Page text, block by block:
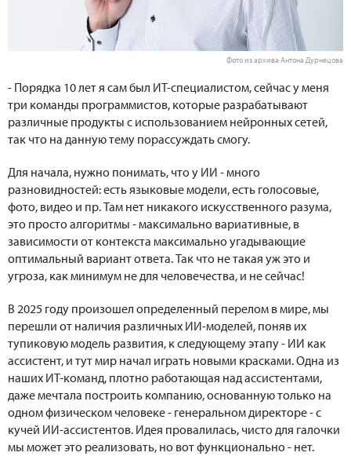
Фото из архива Антона Дурнецова
- Порядка 10 лет я сам был ИТ-специалистом, сейчас у меня
три команды программистов, которые разрабатывают
различные продукты с использованием нейронных сетей,
так что на данную тему порассуждать смогу.
Для начала, нужно понимать, что у ИИ - много
разновидностей: есть языковые модели, есть голосовые,
фото, видео и пр. Там нет никакого искусственного разума,
это просто алгоритмы - максимально вариативные, в
зависимости от контекста максимально угадывающие
оптимальный вариант ответа. Так что не такая уж это и
угроза, как минимум не для человечества, и не сейчас!
В 2025 году произошел определенный перелом в мире, мы
перешли от наличия различных ИИ-моделей, поняв их
тупиковую модель развития, к следующему этапу - ИИ как
ассистент, и тут мир начал играть новыми красками. Одна из
наших ИТ-команд, плотно работающая над ассистентами,
даже мечтала построить компанию, основанную только на
одном физическом человеке - генеральном директоре - с
кучей ИИ-ассистентов. Идея провалилась, чисто для галочки
мы может это реализовать, но вот функционально - нет.